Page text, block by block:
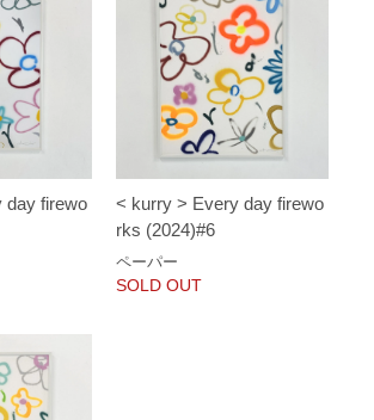
day firewo
< kurry > Every day firewo
rks (2024)#6
ペーパー
SOLD OUT